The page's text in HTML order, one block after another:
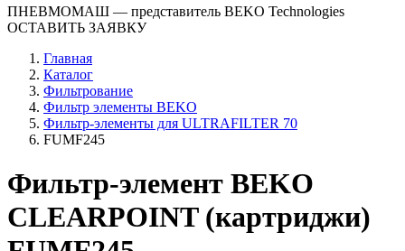
ПНЕВМОМАШ — представитель BEKO Technologies
ОСТАВИТЬ ЗАЯВКУ
Главная
Каталог
Фильтрование
Фильтр элементы BEKO
Фильтр-элементы для ULTRAFILTER 70
FUMF245
Фильтр-элемент BEKO
CLEARPOINT (картриджи)